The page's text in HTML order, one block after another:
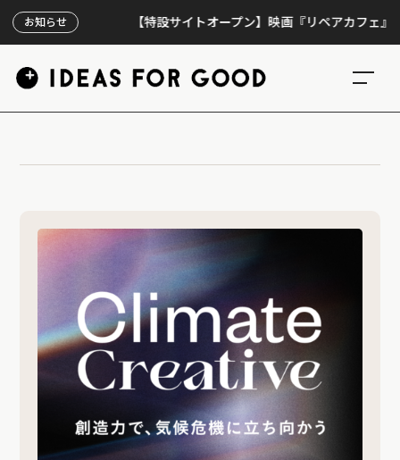
お知らせ 【特設サイトオープン】映画『リペアカフェ』、上